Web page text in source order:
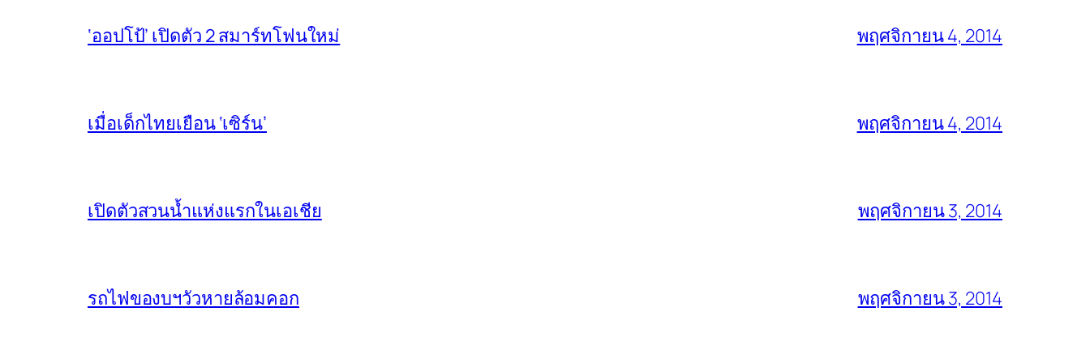
‘ออปโป้’ เปิดตัว 2 สมาร์ทโฟนใหม่ พฤศจิกายน 4, 2014
เมื่อเด็กไทยเยือน ‘เซิร์น’ พฤศจิกายน 4, 2014
เปิดตัวสวนน้ำแห่งแรกในเอเชีย พฤศจิกายน 3, 2014
รถไฟของบฯวัวหายล้อมคอก พฤศจิกายน 3, 2014